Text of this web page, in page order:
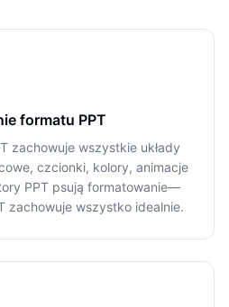
formatu PPT
zachowuje wszystkie układy
czcionki, kolory, animacje
PPT psują formatowanie—
zachowuje wszystko idealnie.